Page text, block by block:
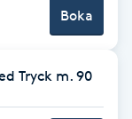
Boka
Tryck m. 90